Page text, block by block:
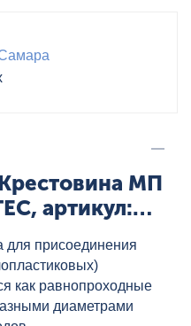
МП
артикул:
для присоединения
как равнопроходные
диаметрами